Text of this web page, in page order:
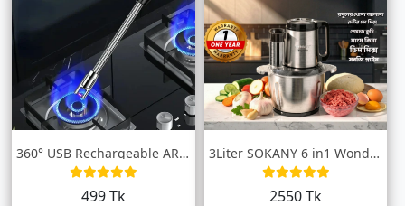
360° USB Rechargeable ARC Kitchen Lighte...
499 Tk
3Liter SOKANY 6 in1 Wonder Chopper
2550 Tk